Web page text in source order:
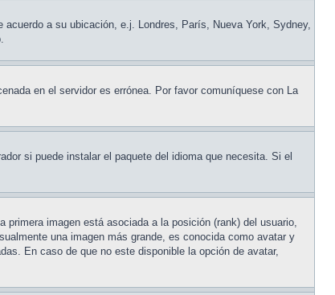
a su ubicación, e.j. Londres, París, Nueva York, Sydney,
en el servidor es errónea. Por favor comuníquese con La
si puede instalar el paquete del idioma que necesita. Si el
primera imagen está asociada a la posición (rank) del usuario,
una imagen más grande, es conocida como avatar y
En caso de que no este disponible la opción de avatar,